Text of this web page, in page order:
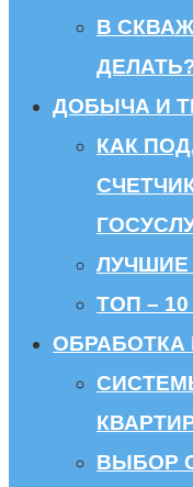
В
ДОБЫЧА И
КАК
ТОП –
ОБРАБОТКА
ВЫБОР